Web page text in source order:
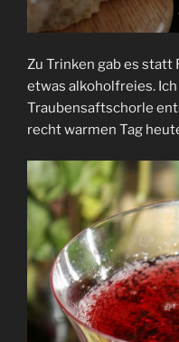
Zu Trinken gab es statt
etwas alkoholfreies.
Traubensaftschorle
recht warmen Tag